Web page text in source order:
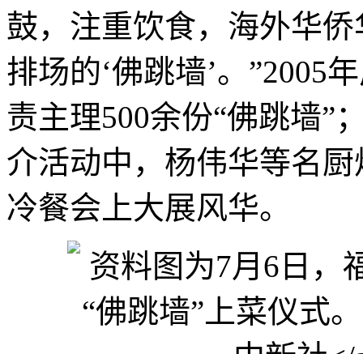
鼓，注重饮食，海外华
排场的‘佛跳墙’。”2005
责主理500余份“佛跳墙”
介活动中，杨伟华等名
冷餐会上大展风华。